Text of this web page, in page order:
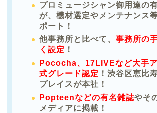
プロミュージシャン御用達の
が、機材選定やメンテナンス
ポート！
他事務所と比べて、 事務所の
く設定 ！
Pococha、17LIVEなど大手
式グレード認定 ！渋谷区恵比
プレイスが本社！
Popteenなどの有名雑誌やそ
メディアに掲載！